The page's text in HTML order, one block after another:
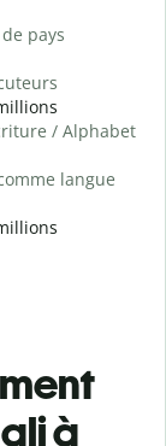
pays
/ Alphabet
langue
à